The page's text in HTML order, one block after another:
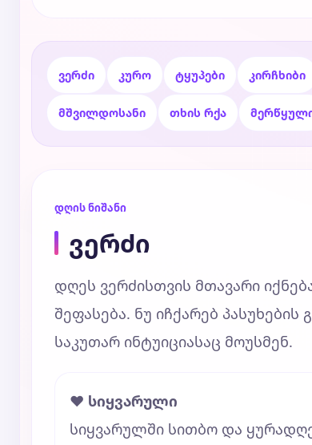
ვერძი კურო ტყუპები კირჩხიბი
მშვილდოსანი თხის რქა
დღის ნიშანი
ვერძი
დღეს ვერძისთვის მთავარი
შეფასება. ნუ იჩქარებ
საკუთარ ინტუიციასაც მოუსმენ.
❤️ სიყვარული
სიყვარულში სითბო და